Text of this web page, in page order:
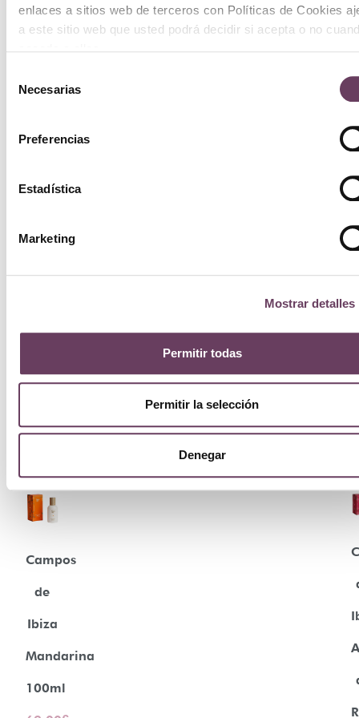
enlaces a sitios web de terceros con Políticas de Cookies
a este sitio web que usted podrá decidir si acepta o no
Necesarias
Preferencias
Estadística
Marketing
Mostrar detalles
Permitir todas
Permitir la selección
Denegar
Campos
de
Ibiza
Mandarina
100ml